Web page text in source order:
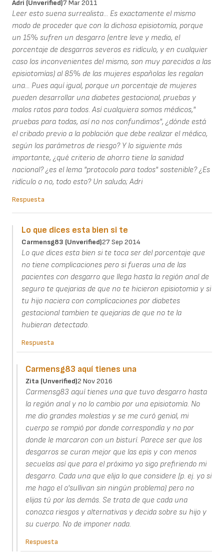
Adri (unverified)7 Mar 2011
Leer esto suena surrealista... Es exactamente el mismo
modo de proceder que con la dichosa episiotomía, porque
un 15% sufren un desgarro (entre leve y medio, el
porcentaje de desgarros severos es ridículo, y en cualquier
caso los inconvenientes del mismo, son muy parecidos a las
episiotomías) al 85% de las mujeres españolas les regalan
una... Pues aquí igual, porque un porcentaje de mujeres
pueden desarrollar una diabetes gestacional, pruebas y
malos ratos para todos. Así cualquiera somos médicos,"
pruebas para todas, así no nos confundimos", ¿dónde está
el cribado previo a la población que debe realizar el médico,
según los parámetros de riesgo? Y lo siguiente más
importante, ¿qué criterio de ahorro tiene la sanidad
nacional? ¿es el lema "protocolo para todos" sostenible? ¿Es
ridículo o no, todo esto? Un saludo; Adri
Respuesta
Lo que dices esta bien si te
Carmensg83 (unverified)27 Sep 2014
Lo que dices esta bien si te toca ser del porcentaje que
no tiene complicaciones pero si fueras una de las
pacientes con desgarro que llega hasta la región anal de
seguro te quejarias de que no te hicieron episiotomia y si
tu hijo naciera con complicaciones por diabetes
gestacional tambien te quejarias de que no te la
hubieran detectado.
Respuesta
Carmensg83 aquí tienes una
Zita (unverified)2 Nov 2016
Carmensg83 aquí tienes una que tuvo desgarro hasta
la región anal y no lo cambio por una episiotomía. No
me dio grandes molestias y se me curó genial, mi
cuerpo se rompió por donde correspondía y no por
donde le marcaron con un bisturí. Parece ser que los
desgarros se curan mejor que las epis y con menos
secuelas así que para el próximo yo sigo prefiriendo mi
desgarro. Cada una que elija lo que considere (p. ej. yo si
me hago el o'sullivan sin ningún problema) pero no
elijas tú por las demás. Se trata de que cada una
conozca riesgos y alternativas y decida sobre su hijo y
su cuerpo. No de imponer nada.
Respuesta